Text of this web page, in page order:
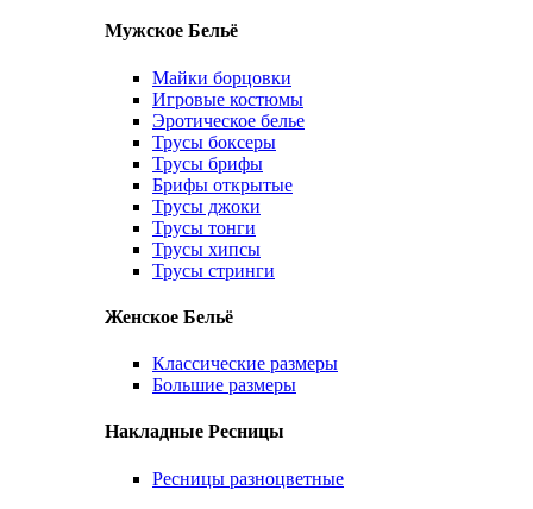
Мужское Бельё
Майки борцовки
Игровые костюмы
Эротическое белье
Трусы боксеры
Трусы брифы
Брифы открытые
Трусы джоки
Трусы тонги
Трусы хипсы
Трусы стринги
Женское Бельё
Классические размеры
Большие размеры
Накладные Ресницы
Ресницы разноцветные